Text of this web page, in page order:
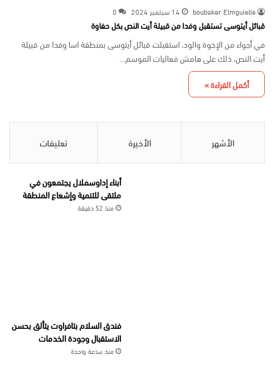
boubaker Elmguielle 14 سبتمبر 2024 0
قبائل أيتوسى تستقبل وفدا من قبيلة أيت النص بكل حفاوة
في أجواء من الإخوة والود، استقبلت قبائل أيتوسى بمنطقة اسا وفدا من قبيلة
أيت النص، ذلك على هامش فعاليات الموسم…
أكمل القراءة »
الأشهر الأخيرة تعليقات
أبناء إداوسملال يجتمعون في
ملتقى للتنمية وإشعاع المنطقة
منذ 52 دقيقة
فندق السلام بتافراوت يتألق بحسن
الاستقبال وجودة الخدمات
منذ ساعة واحدة